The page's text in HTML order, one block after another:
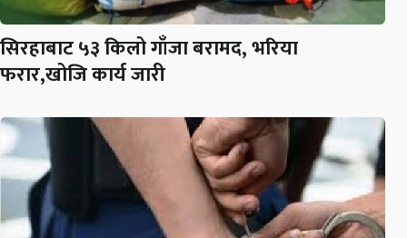
सिरहाबाट ५३ किलो गाँजा बरामद, भरिया
फरार,खोजि कार्य जारी